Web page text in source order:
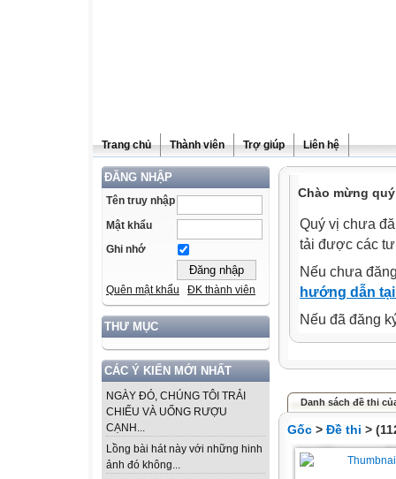
Trang chủ Thành viên Trợ giúp Liên hệ
ĐĂNG NHẬP
Tên truy nhập
Mật khẩu
Ghi nhớ
Quên mật khẩu ĐK thành viên
THƯ MỤC
CÁC Ý KIẾN MỚI NHẤT
NGÀY ĐÓ, CHÚNG TÔI TRẢI
CHIẾU VÀ UỐNG RƯỢU
CẠNH...
Lồng bài hát này với những hinh
ảnh đó không...
Chào mừng
Quý vị chưa
tải được các
Nếu chưa
hướng dẫn
Nếu đã đăng
Danh sách đề thi
Gốc > Đề thi >